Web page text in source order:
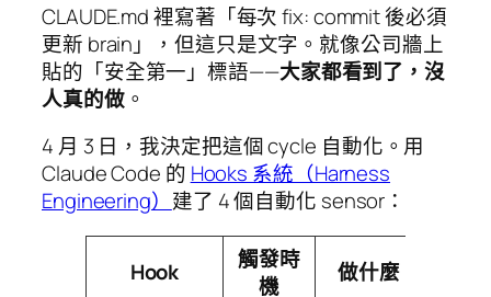
CLAUDE.md 裡寫著「每次 fix: commit 後必須
更新 brain」，但這只是文字。就像公司牆上
貼的「安全第一」標語——大家都看到了，沒
人真的做。
4 月 3 日，我決定把這個 cycle 自動化。用
Claude Code 的 Hooks 系統（Harness
Engineering） 建了 4 個自動化 sensor：
Hook
觸發時
機
做什麼